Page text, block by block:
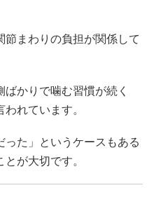
節まわりの負担が関係して
かりで噛む習慣が続く
れています。
った」というケースもある
が大切です。